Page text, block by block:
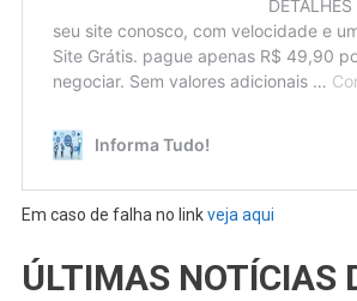
Em caso de falha no linkveja aqui
ÚLTIMAS NOTÍCIAS